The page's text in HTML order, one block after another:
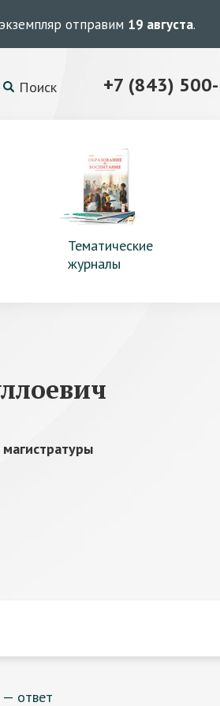
отправим 19 августа.
Поиск +7 (843)
Тематические
журналы
магистратуры
ответ